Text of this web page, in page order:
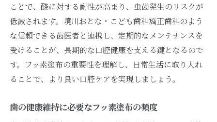
ことで、酸に対する耐性が高まり、虫歯発生のリスクが
低減されます。境川おとな・こども歯科矯正歯科のよう
な信頼できる歯医者と連携し、定期的なメンテナンスを
受けることが、長期的な口腔健康を支える鍵となるので
す。フッ素塗布の重要性を理解し、日常生活に取り入れ
ることで、より良い口腔ケアを実現しましょう。
歯の健康維持に必要なフッ素塗布の頻度